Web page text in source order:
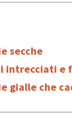
secche
intrecciati e
gialle che